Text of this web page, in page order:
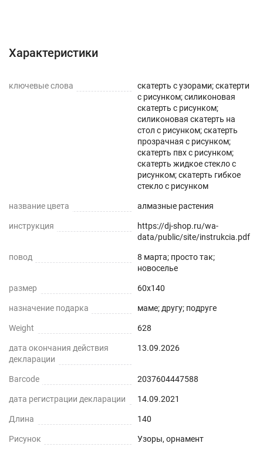
Характеристики
ключевые слова
скатерть с узорами; скатерти
с рисунком; силиконовая
скатерть с рисунком;
силиконовая скатерть на
стол с рисунком; скатерть
прозрачная с рисунком;
скатерть пвх с рисунком;
скатерть жидкое стекло с
рисунком; скатерть гибкое
стекло с рисунком
название цвета алмазные растения
инструкция
https://dj-shop.ru/wa-
data/public/site/instrukcia.pdf
повод
8 марта; просто так;
новоселье
размер 60x140
назначение подарка маме; другу; подруге
Weight 628
дата окончания действия
декларации
13.09.2026
Barcode 2037604447588
дата регистрации декларации 14.09.2021
Длина 140
Рисунок Узоры, орнамент